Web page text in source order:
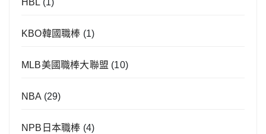
KBO韓國職棒 (1)
MLB美國職棒大聯盟 (10)
NBA (29)
NPB日本職棒 (4)